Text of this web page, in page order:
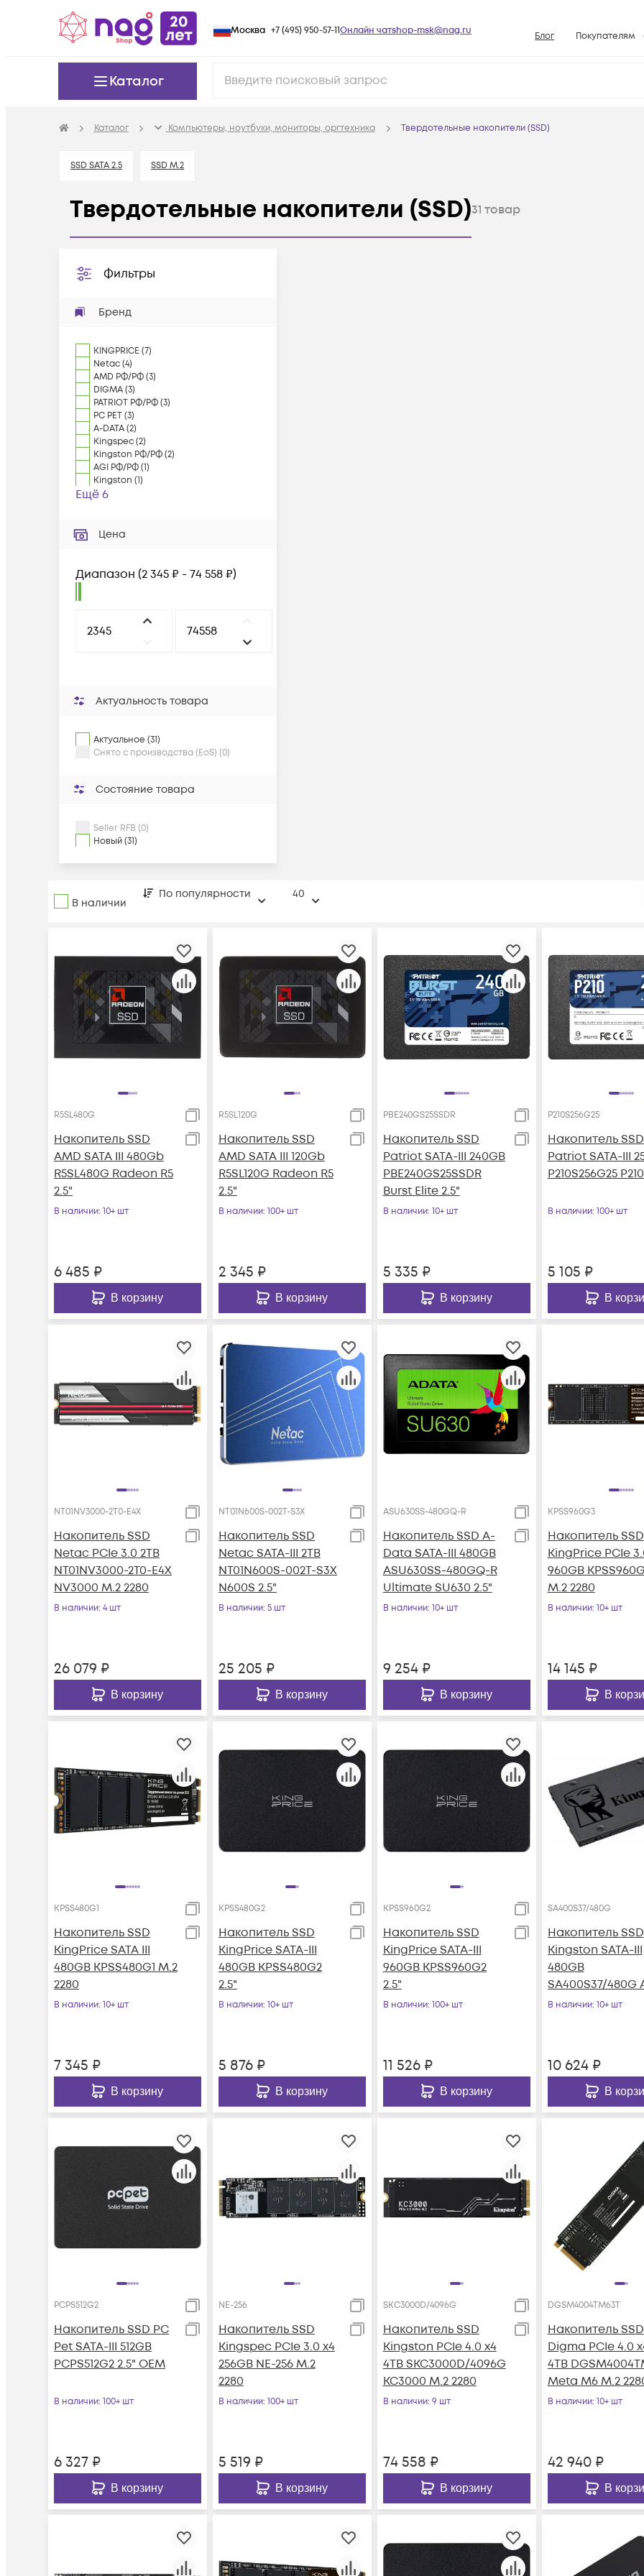
Москва +7 (495) 950-57-11Онлайн чатshop-msk@nag.ru Блог Покупателям
Каталог
Каталог Компьютеры, ноутбуки, мониторы, оргтехника Твердотельные накопители (SSD)
SSD SATA 2.5 SSD M.2
Твердотельные накопители (SSD)31 товар
Фильтры
Бренд
KINGPRICE (7)
Netac(4)
AMD РФ/РФ(3)
DIGMA(3)
PATRIOT РФ/РФ(3)
PC PET(3)
A-DATA(2)
Kingspec(2)
Kingston РФ/РФ(2)
AGI РФ/РФ(1)
Kingston (1)
Ещё 6
Цена
Диапазон (2 345 ₽ - 74 558 ₽)
Актуальность товара
Актуальное (31)
Снято с производства (EoS) (0)
Состояние товара
Seller RFB (0)
Новый (31)
В наличии
По популярности 40
R5SL480G
Накопитель SSD
AMD SATA III 480Gb
R5SL480G Radeon R5
2.5"
В наличии: 10+ шт
6 485 ₽
В корзину
R5SL120G
Накопитель SSD
AMD SATA III 120Gb
R5SL120G Radeon R5
2.5"
В наличии: 100+ шт
2 345 ₽
В корзину
PBE240GS25SSDR
Накопитель SSD
Patriot SATA-III 240GB
PBE240GS25SSDR
Burst Elite 2.5"
В наличии: 10+ шт
5 335 ₽
В корзину
P210S256G25
Накопитель SSD
Patriot SATA-III
P210S256G25
В наличии: 100+ шт
5 105 ₽
В
NT01NV3000-2T0-E4X
Накопитель SSD
Netac PCIe 3.0 2TB
NT01NV3000-2T0-E4X
NV3000 M.2 2280
В наличии: 4 шт
26 079 ₽
В корзину
NT01N600S-002T-S3X
Накопитель SSD
Netac SATA-III 2TB
NT01N600S-002T-S3X
N600S 2.5"
В наличии: 5 шт
25 205 ₽
В корзину
ASU630SS-480GQ-R
Накопитель SSD A-
Data SATA-III 480GB
ASU630SS-480GQ-R
Ultimate SU630 2.5"
В наличии: 10+ шт
9 254₽
В корзину
KPSS960G3
Накопитель SSD
KingPrice PCIe
960GB
M.2 2280
В наличии: 10+ шт
14 145 ₽
В
KPSS480G1
Накопитель SSD
KingPrice SATA III
480GB KPSS480G1 M.2
2280
В наличии: 10+ шт
7 345 ₽
В корзину
KPSS480G2
Накопитель SSD
KingPrice SATA-III
480GB KPSS480G2
2.5"
В наличии: 10+ шт
5 876₽
В корзину
KPSS960G2
Накопитель SSD
KingPrice SATA-III
960GB KPSS960G2
2.5"
В наличии: 100+ шт
11 526₽
В корзину
SA400S37/480G
Накопитель SSD
Kingston SATA-III
480GB
SA400S37/480G
2.5"
В наличии: 10+ шт
10 624₽
В
PCPS512G2
Накопитель SSD PC
Pet SATA-III 512GB
PCPS512G2 2.5" OEM
В наличии: 100+ шт
6 327 ₽
В корзину
NE-256
Накопитель SSD
Kingspec PCIe 3.0 x4
256GB NE-256 M.2
2280
В наличии: 100+ шт
5 519 ₽
В корзину
SKC3000D/4096G
Накопитель SSD
Kingston PCIe 4.0 x4
4TB SKC3000D/4096G
KC3000 M.2 2280
В наличии: 9 шт
74 558 ₽
В корзину
DGSM4004TM63T
Накопитель SSD
Digma PCIe 4.0
4TB
Meta M6 M.2
В наличии: 10+ шт
42 940₽
В